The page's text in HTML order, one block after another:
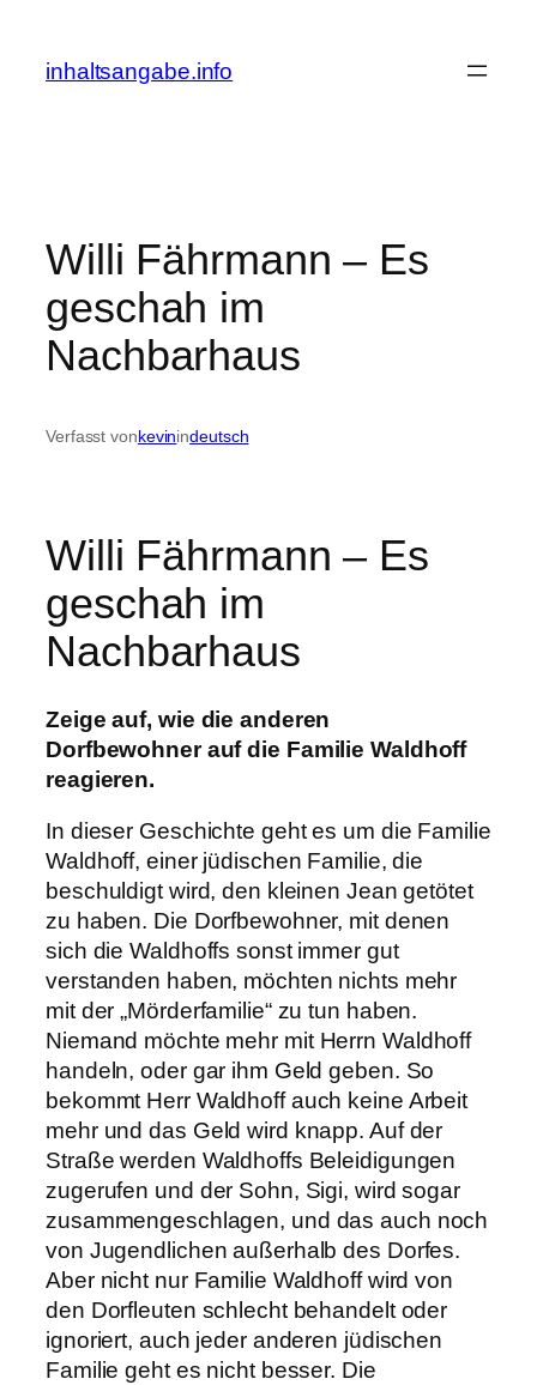
springen
inhaltsangabe.info
Willi Fährmann – Es
geschah im
Nachbarhaus
Verfasst vonkevinindeutsch
Willi Fährmann – Es
geschah im
Nachbarhaus
Zeige auf, wie die anderen
Dorfbewohner auf die Familie Waldhoff
reagieren.
In dieser Geschichte geht es um die Familie
Waldhoff, einer jüdischen Familie, die
beschuldigt wird, den kleinen Jean getötet
zu haben. Die Dorfbewohner, mit denen
sich die Waldhoffs sonst immer gut
verstanden haben, möchten nichts mehr
mit der „Mörderfamilie“ zu tun haben.
Niemand möchte mehr mit Herrn Waldhoff
handeln, oder gar ihm Geld geben. So
bekommt Herr Waldhoff auch keine Arbeit
mehr und das Geld wird knapp. Auf der
Straße werden Waldhoffs Beleidigungen
zugerufen und der Sohn, Sigi, wird sogar
zusammengeschlagen, und das auch noch
von Jugendlichen außerhalb des Dorfes.
Aber nicht nur Familie Waldhoff wird von
den Dorfleuten schlecht behandelt oder
ignoriert, auch jeder anderen jüdischen
Familie geht es nicht besser. Die